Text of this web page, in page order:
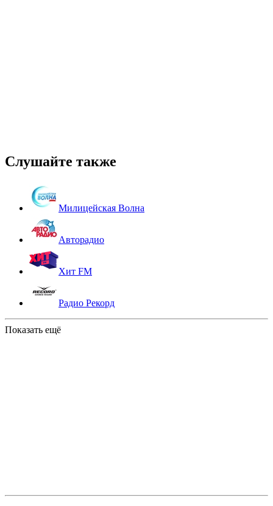
Слушайте также
Милицейская Волна
Авторадио
Хит FM
Радио Рекорд
Показать ещё